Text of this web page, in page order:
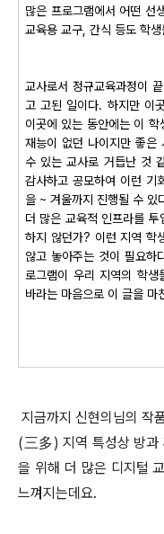
많은 프로그램에서 어떤 선
교육용 교구, 간식 등도 학
교사로서 정규교육과정이
고 고된 일이다. 하지만 이
이곳에 있는 동안에는 이
재능이 없던 나이지만 좋은
수 있는 교사로 거듭난 것
감사하고 공모하여 이런 기
을 ~ 겨울까지 진행될 수 있
더 많은 교육적 인프라를
하지 않던가? 이런 지역 학
않고 놓아주는 것이 필요하
로그램이 우리 지역의 학생
바라는 마음으로 이 글을 마
지금까지 신현의님의 작
(三多) 지역 특성상 방과
을 위해 더 많은 디지털
느껴지는데요.